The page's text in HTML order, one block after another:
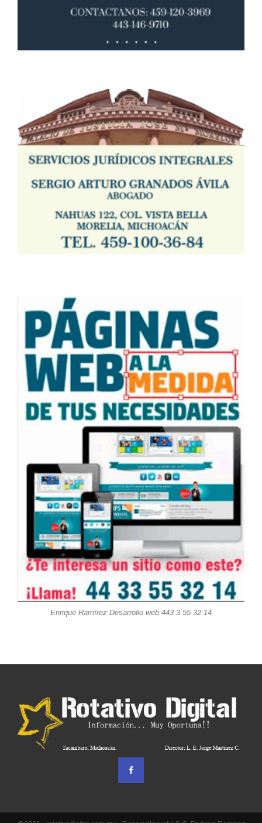
Enrique Ramírez Desarrollo web 443 3 55 32 14